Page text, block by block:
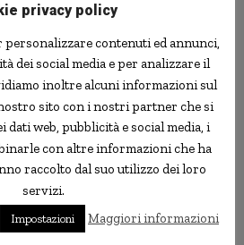
prodotti assurdi, ricerche
l'AI nella tua impresa senza
tecniche. Serve
scegliere i progetti giusti,
privacy policy
contenuti ed annunci,
dei social media e per analizzare il
inoltre alcuni informazioni sul
sito con i nostri partner che si
dati web, pubblicità e social media, i
con altre informazioni che ha
raccolto dal suo utilizzo dei loro
servizi.
Impostazioni Maggiori informazioni